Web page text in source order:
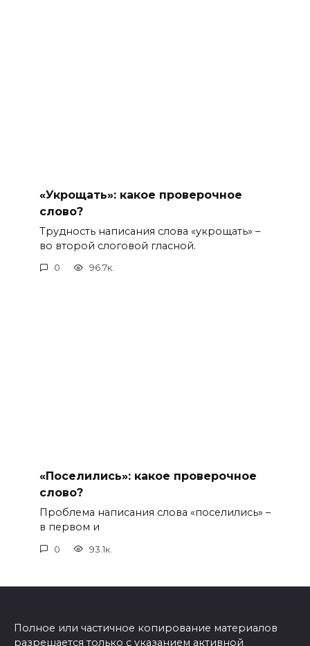
«Укрощать»: какое проверочное
слово?
Трудность написания слова «укрощать» –
во второй слоговой гласной.
0 96.7к.
«Поселились»: какое проверочное
слово?
Проблема написания слова «поселились» –
в первом и
0 93.1к.
Полное или частичное копирование материалов
разрешается только с указанием активной